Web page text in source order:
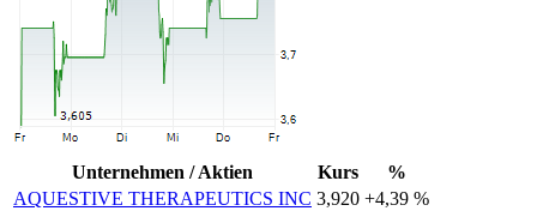
Unternehmen / Aktien Kurs
%
AQUESTIVE THERAPEUTICS INC 3,920 +4,39 %